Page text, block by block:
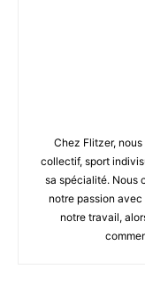
Chez Flitzer,
collectif, sport
sa spécialité. Nous
notre passion
notre travail,